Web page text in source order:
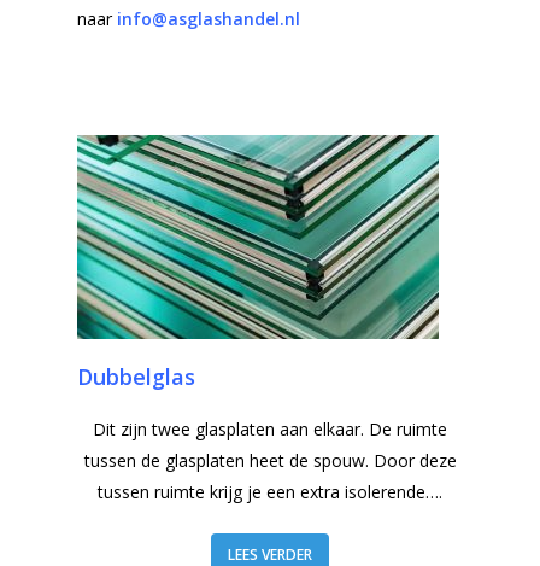
naar info@asglashandel.nl
Dubbelglas
Dit zijn twee glasplaten aan elkaar. De ruimte
tussen de glasplaten heet de spouw. Door deze
tussen ruimte krijg je een extra isolerende….
LEES VERDER